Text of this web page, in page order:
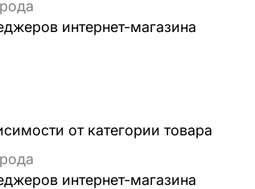
интернет-магазина
от категории товара
интернет-магазина